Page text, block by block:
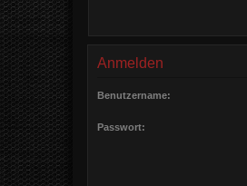
Anmelden
Benutzername:
Passwort: